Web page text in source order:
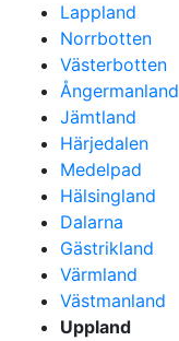
Lappland
Norrbotten
Västerbotten
Ångermanland
Jämtland
Härjedalen
Medelpad
Hälsingland
Dalarna
Gästrikland
Värmland
Västmanland
Uppland